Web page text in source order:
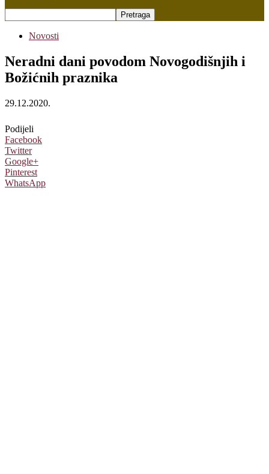
Novosti
Neradni dani povodom Novogodišnjih i
Božićnih praznika
29.12.2020.
Podijeli
Facebook
Twitter
Google+
Pinterest
WhatsApp